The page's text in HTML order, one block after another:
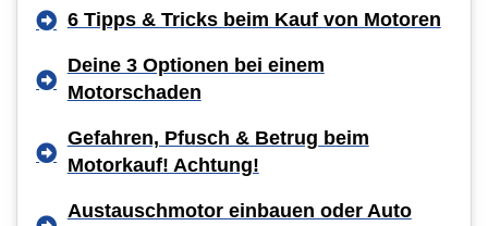
6 Tipps & Tricks beim Kauf von Motoren
Deine 3 Optionen bei einem
Motorschaden
Gefahren, Pfusch & Betrug beim
Motorkauf! Achtung!
Austauschmotor einbauen oder Auto